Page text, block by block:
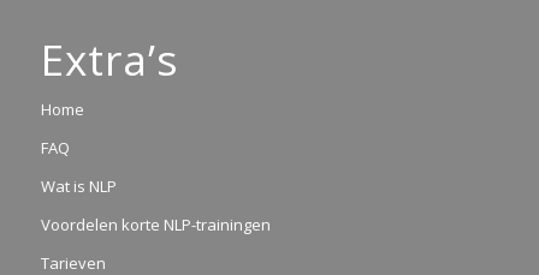
Extra’s
Home
FAQ
Wat is NLP
Voordelen korte NLP-trainingen
Tarieven